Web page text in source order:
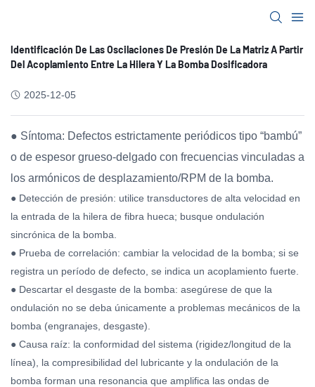
Identificación De Las Oscilaciones De Presión De La Matriz A Partir
Del Acoplamiento Entre La Hilera Y La Bomba Dosificadora
2025-12-05
● Síntoma: Defectos estrictamente periódicos tipo “bambú”
o de espesor grueso-delgado con frecuencias vinculadas a
los armónicos de desplazamiento/RPM de la bomba.
● Detección de presión: utilice transductores de alta velocidad en
la entrada de la hilera de fibra hueca; busque ondulación
sincrónica de la bomba.
● Prueba de correlación: cambiar la velocidad de la bomba; si se
registra un período de defecto, se indica un acoplamiento fuerte.
● Descartar el desgaste de la bomba: asegúrese de que la
ondulación no se deba únicamente a problemas mecánicos de la
bomba (engranajes, desgaste).
● Causa raíz: la conformidad del sistema (rigidez/longitud de la
línea), la compresibilidad del lubricante y la ondulación de la
bomba forman una resonancia que amplifica las ondas de